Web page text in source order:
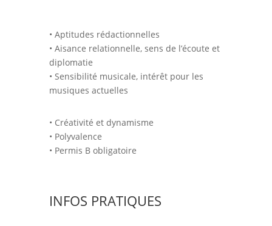
• Aptitudes rédactionnelles
• Aisance relationnelle, sens de l’écoute et
diplomatie
• Sensibilité musicale, intérêt pour les
musiques actuelles
• Créativité et dynamisme
• Polyvalence
• Permis B obligatoire
INFOS PRATIQUES